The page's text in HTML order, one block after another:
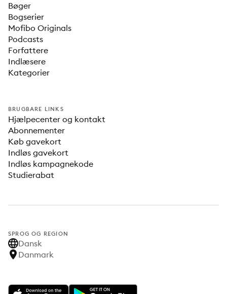
Bøger
Bogserier
Mofibo Originals
Podcasts
Forfattere
Indlæsere
Kategorier
BRUGBARE LINKS
Hjælpecenter og kontakt
Abonnementer
Køb gavekort
Indløs gavekort
Indløs kampagnekode
Studierabat
SPROG OG REGION
Dansk
Danmark